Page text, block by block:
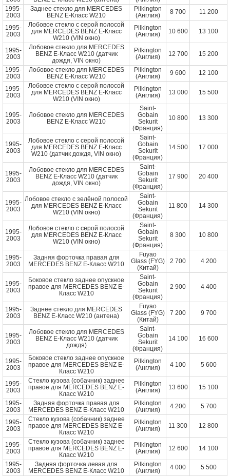
1995-
2003
Заднее стекло для MERCEDES
BENZ E-Класс W210
Pilkington
(Англия)
8 700 11 200
1995-
2003
Лобовое стекло с серой полосой
для MERCEDES BENZ E-Класс
W210 (VIN окно)
Pilkington
(Англия)
10 600 13 100
1995-
2003
Лобовое стекло для MERCEDES
BENZ E-Класс W210 (датчик
дождя, VIN окно)
Pilkington
(Англия)
12 700 15 200
1995-
2003
Лобовое стекло для MERCEDES
BENZ E-Класс W210
Pilkington
(Англия)
9 600 12 100
1995-
2003
Лобовое стекло с серой полосой
для MERCEDES BENZ E-Класс
W210 (VIN окно)
Pilkington
(Англия)
13 000 15 500
1995-
2003
Лобовое стекло для MERCEDES
BENZ E-Класс W210
Saint-
Gobain
Sekurit
(Франция)
10 800 13 300
1995-
2003
Лобовое стекло с серой полосой
для MERCEDES BENZ E-Класс
W210 (датчик дождя, VIN окно)
Saint-
Gobain
Sekurit
(Франция)
14 500 17 000
1995-
2003
Лобовое стекло для MERCEDES
BENZ E-Класс W210 (датчик
дождя, VIN окно)
Saint-
Gobain
Sekurit
(Франция)
17 900 20 400
1995-
2003
Лобовое стекло с зелёной полосой
для MERCEDES BENZ E-Класс
W210 (VIN окно)
Saint-
Gobain
Sekurit
(Франция)
11 800 14 300
1995-
2003
Лобовое стекло с серой полосой
для MERCEDES BENZ E-Класс
W210 (VIN окно)
Saint-
Gobain
Sekurit
(Франция)
8 300 10 800
1995-
2003
Задняя форточка правая для
MERCEDES BENZ E-Класс W210
Fuyao
Glass (FYG)
(Китай)
2 700 4 200
1995-
2003
Боковое стекло заднее опускное
правое для MERCEDES BENZ E-
Класс W210
Saint-
Gobain
Sekurit
(Франция)
2 900 4 400
1995-
2003
Заднее стекло для MERCEDES
BENZ E-Класс W210 (антена)
Fuyao
Glass (FYG)
(Китай)
7 200 9 700
1995-
2003
Лобовое стекло для MERCEDES
BENZ E-Класс W210 (датчик
дождя)
Saint-
Gobain
Sekurit
(Франция)
14 100 16 600
1995-
2003
Боковое стекло заднее опускное
правое для MERCEDES BENZ E-
Класс W210
Pilkington
(Англия)
4 100 5 600
1995-
2003
Стекло кузова (собачник) заднее
правое для MERCEDES BENZ E-
Класс W210
Pilkington
(Англия)
13 600 15 100
1995-
2003
Задняя форточка правая для
MERCEDES BENZ E-Класс W210
Pilkington
(Англия)
4 200 5 700
1995-
2003
Стекло кузова (собачник) заднее
правое для MERCEDES BENZ E-
Класс W210
Pilkington
(Англия)
11 300 12 800
1995-
2003
Стекло кузова (собачник) заднее
правое для MERCEDES BENZ E-
Класс W210
Pilkington
(Англия)
12 600 14 100
1995-
2003
Задняя форточка левая для
MERCEDES BENZ E-Класс W210
Pilkington
(Англия)
4 000 5 500